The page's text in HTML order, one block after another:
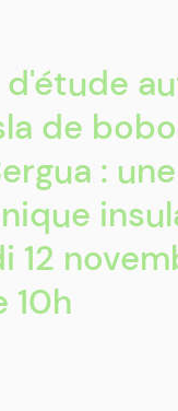
de
: une
12
10h